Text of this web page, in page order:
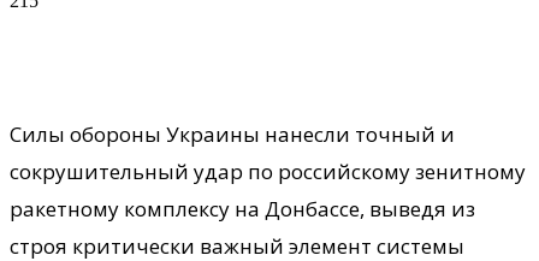
Силы обороны Украины нанесли точный и
сокрушительный удар по российскому зенитному
ракетному комплексу на Донбассе, выведя из
строя критически важный элемент системы